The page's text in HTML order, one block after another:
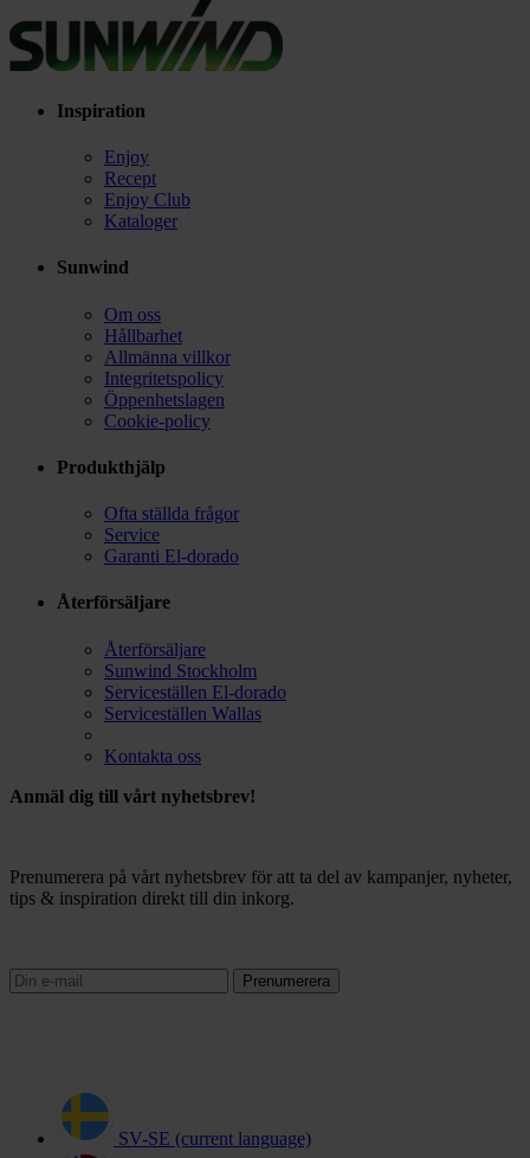
Inspiration
Enjoy
Recept
Enjoy Club
Kataloger
Sunwind
Om oss
Hållbarhet
Allmänna villkor
Integritetspolicy
Öppenhetslagen
Cookie-policy
Produkthjälp
Ofta ställda frågor
Service
Garanti El-dorado
Återförsäljare
Återförsäljare
Sunwind Stockholm
Serviceställen El-dorado
Serviceställen Wallas
Kontakta oss
Anmäl dig till vårt nyhetsbrev!
Prenumerera på vårt nyhetsbrev för att ta del av kampanjer, nyheter,
tips & inspiration direkt till din inkorg.
Prenumerera
SV-SE (current language)